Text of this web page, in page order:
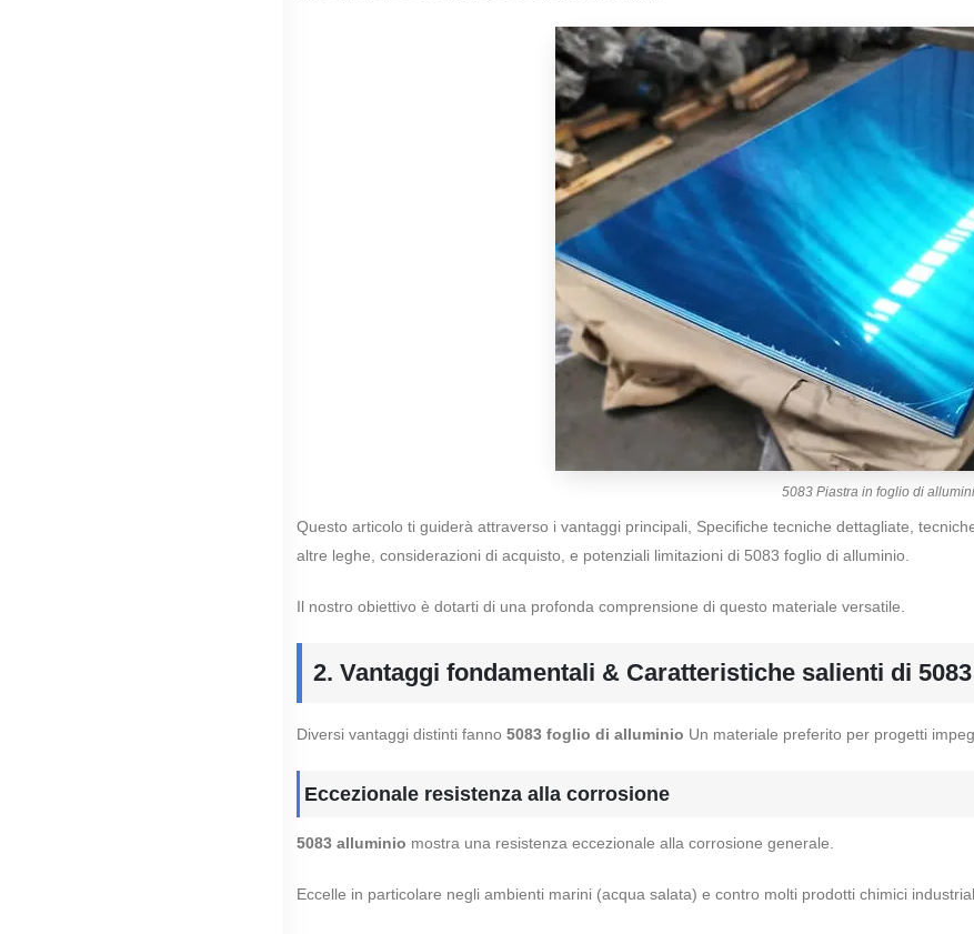
5083 Piastra in foglio di
Questo articolo ti guiderà attraverso i vantaggi principali, Specifiche tecniche dettagliate,
altre leghe, considerazioni di acquisto, e potenziali limitazioni di 5083 foglio di alluminio.
Il nostro obiettivo è dotarti di una profonda comprensione di questo materiale versatile.
2. Vantaggi fondamentali & Caratteristiche salienti di
Diversi vantaggi distinti fanno 5083 foglio di alluminio Un materiale preferito per progetti
Eccezionale resistenza alla corrosione
5083 alluminio mostra una resistenza eccezionale alla corrosione generale.
Eccelle in particolare negli ambienti marini (acqua salata) e contro molti prodotti chimici